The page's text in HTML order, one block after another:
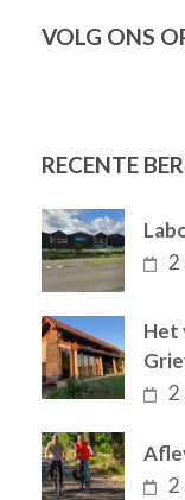
VOLG ONS
RECENTE
2
Het
2
2